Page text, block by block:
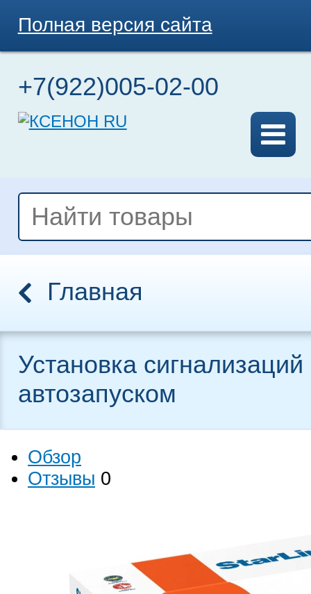
Полная версия сайта
+7(922)005-02-00
Главная
Установка сигнализаций
автозапуском
Обзор
Отзывы 0